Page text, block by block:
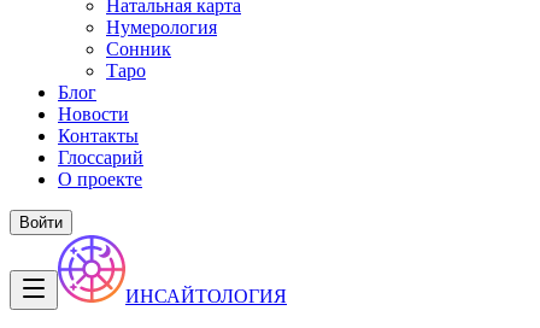
Натальная карта
Нумерология
Сонник
Таро
Блог
Новости
Контакты
Глоссарий
О проекте
Войти
ИНСАЙТОЛОГИЯ